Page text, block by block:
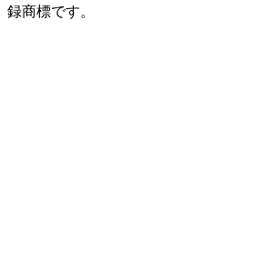
録商標です。